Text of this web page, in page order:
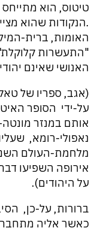
טיטוס, הוא
.הנקודות שהוא
האומות, ברית-
"התעשרות
האנושי שאינם
(אגב, ספריו של
על-ידי הסופר
אותם במנזר
נאפולי-רומא,
מלחמת-העולם
אירופה השפיעו
על היהודים).
ברורות, על-כן,
כאשר אליה